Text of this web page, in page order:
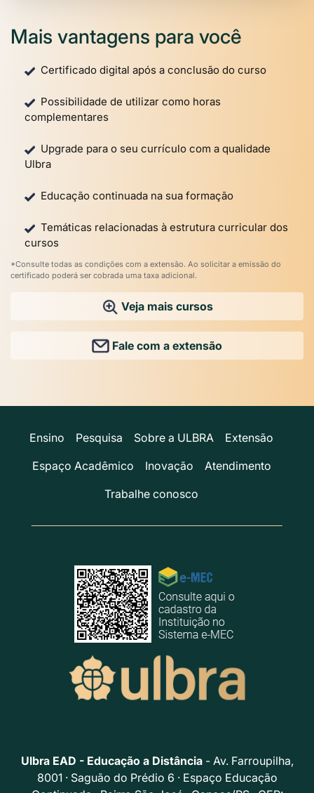
Mais vantagens para você
Certificado digital após a conclusão do curso
Possibilidade de utilizar como horas
complementares
Upgrade para o seu currículo com a qualidade
Ulbra
Educação continuada na sua formação
Temáticas relacionadas à estrutura curricular dos
cursos
*Consulte todas as condições com a extensão. Ao solicitar a emissão do
certificado poderá ser cobrada uma taxa adicional.
Veja mais cursos
Fale com a extensão
Ensino Pesquisa Sobre a ULBRA
Extensão
Espaço Acadêmico
Inovação
Atendimento
Trabalhe conosco
Ulbra EAD - Educação a Distância- Av. Farroupilha,
8001 · Saguão do Prédio 6 · Espaço Educação